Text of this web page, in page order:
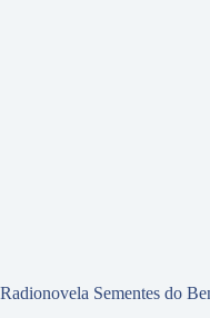
Radionovela Sementes do